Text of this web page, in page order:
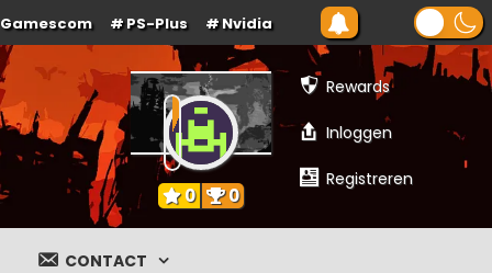
Gamescom PS-Plus Nvidia
Rewards
Inloggen
Registreren
0 0
CONTACT